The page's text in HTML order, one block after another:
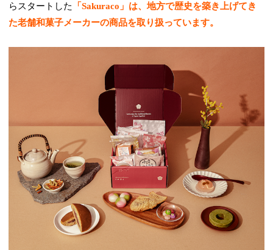
らスタートした
「Sakuraco」は、地方で歴史を築き上げてき
た老舗和菓子メーカーの商品を取り扱っています。